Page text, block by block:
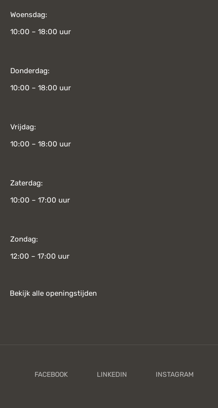
Woensdag:
10:00 – 18:00 uur
Donderdag:
10:00 – 18:00 uur
Vrijdag:
10:00 – 18:00 uur
Zaterdag:
10:00 – 17:00 uur
Zondag:
12:00 – 17:00 uur
Bekijk alle openingstijden